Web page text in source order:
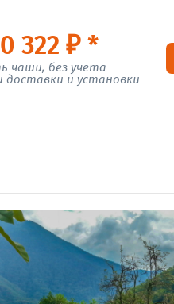
322 ₽ *
чаши, без учета
и установки